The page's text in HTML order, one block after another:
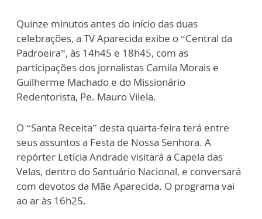
Quinze minutos antes do início das duas
celebrações, a TV Aparecida exibe o “Central da
Padroeira”, às 14h45 e 18h45, com as
participações dos jornalistas Camila Morais e
Guilherme Machado e do Missionário
Redentorista, Pe. Mauro Vilela.
O “Santa Receita” desta quarta-feira terá entre
seus assuntos a Festa de Nossa Senhora. A
repórter Letícia Andrade visitará a Capela das
Velas, dentro do Santuário Nacional, e conversará
com devotos da Mãe Aparecida. O programa vai
ao ar às 16h25.